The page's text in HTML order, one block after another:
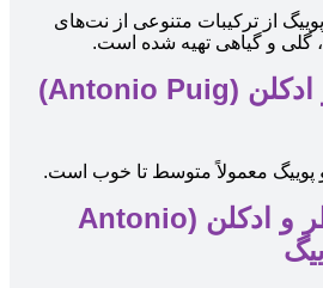
از ترکیبات متنوعی از نت‌های
گلی و گیاهی تهیه شده است.
خط بوی عطر و ادکلن (Antonio Puig)
پوییگ معمولاً متوسط تا خوب است.
خوشبو ترین عطر و ادکلن (Antonio